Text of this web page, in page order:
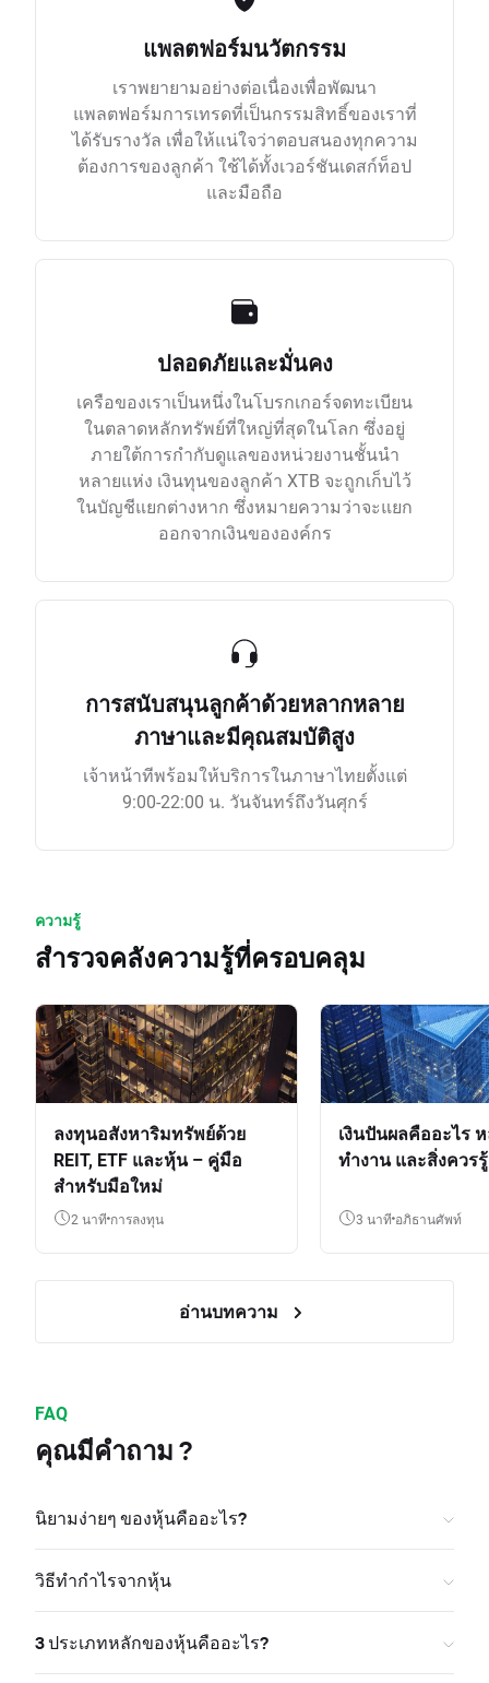
แพลตฟอร์มนวัตกรรม
เราพยายามอย่างต่อเนื่องเพื่อพัฒนา
แพลตฟอร์มการเทรดที่เป็นกรรมสิทธิ์ของเราที่
ได้รับรางวัล เพื่อให้แน่ใจว่าตอบสนองทุกความ
ต้องการของลูกค้า ใช้ได้ทั้งเวอร์ชันเดสก์ท็อป
และมือถือ
ปลอดภัยและมั่นคง
เครือของเราเป็นหนึ่งในโบรกเกอร์จดทะเบียน
ในตลาดหลักทรัพย์ที่ใหญ่ที่สุดในโลก ซึ่งอยู่
ภายใต้การกำกับดูแลของหน่วยงานชั้นนำ
หลายแห่ง เงินทุนของลูกค้า XTB จะถูกเก็บไว้
ในบัญชีแยกต่างหาก ซึ่งหมายความว่าจะแยก
ออกจากเงินขององค์กร
การสนับสนุนลูกค้าด้วยหลากหลาย
ภาษาและมีคุณสมบัติสูง
เจ้าหน้าทีพร้อมให้บริการในภาษาไทยตั้งแต่
9:00-22:00 น. วันจันทร์ถึงวันศุกร์
ความรู้
สำรวจคลังความรู้ที่ครอบคลุม
ลงทุนอสังหาริมทรัพย์ด้วย
REIT, ETF และหุ้น – คู่มือ
สำหรับมือใหม่
2 นาที การลงทุน
เงินปันผลคืออะไร
ทำงาน และสิ่งควรรู้
3 นาที อภิธานศัพท์
อ่านบทความ
FAQ
คุณมีคำถาม ?
นิยามง่ายๆ ของหุ้นคืออะไร?
วิธีทำกำไรจากหุ้น
3 ประเภทหลักของหุ้นคืออะไร?